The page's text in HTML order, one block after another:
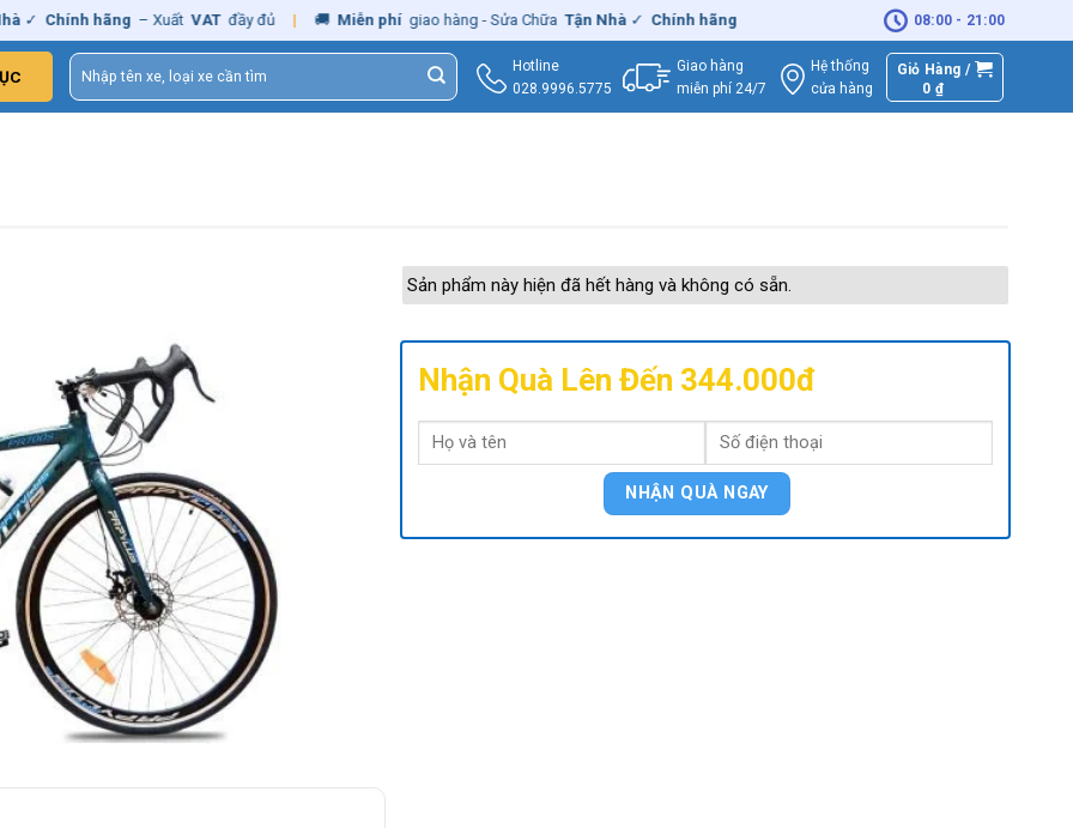
Chính hãng – Xuất VAT đầy đủ | 🚚 Miễn phí giao hàng - Sửa Chữa Tận Nhà ✓ Chính hãng – Xuất 🚚 Miễn phí giao hàng -
08:00 - 21:00
Tìm
kiếm:
Hotline
028.9996.5775
Giao hàng
miễn phí 24/7
Hệ thống
cửa hàng
Giỏ Hàng /
0₫
Sản phẩm này hiện đã hết hàng và không có sẵn.
Nhận Quà Lên Đến 344.000đ